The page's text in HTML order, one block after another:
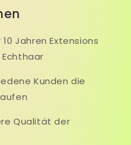
Jahren Extensions
Echthaar
Kunden die
Qualität der